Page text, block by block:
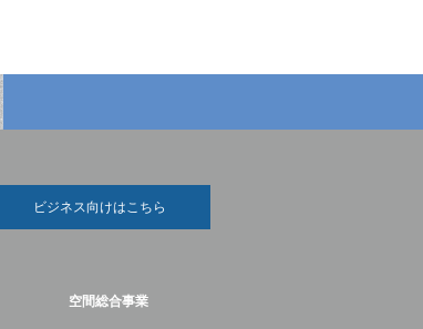
ビジネス向けはこちら
空間総合事業